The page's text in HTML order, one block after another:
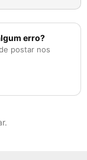
erro?
postar nos